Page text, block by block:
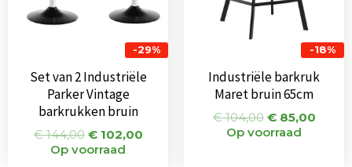
-29%
Set van 2 Industriële
Parker Vintage
barkrukken bruin
€144,00 €102,00
Op voorraad
-18%
Industriële barkruk
Maret bruin 65cm
€104,00 €85,00
Op voorraad